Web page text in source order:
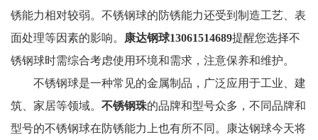
锈能力相对较弱。不锈钢球的防锈能力还受到制造工艺、表
面处理等因素的影响。
康达钢球13061514689提醒您选择不
锈钢球时需综合考虑使用环境和需求，注意保养和维护。
不锈钢球是一种常见的金属制品，广泛应用于工业、建
筑、家居等领域。 不锈钢珠的品牌和型号众多，不同品牌和
型号的不锈钢球在防锈能力上也有所不同。康达钢球今天将